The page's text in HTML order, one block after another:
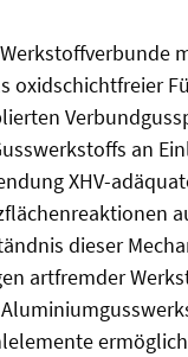
an
XHV-
dieser
artfremder